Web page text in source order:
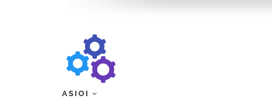
ASIOI